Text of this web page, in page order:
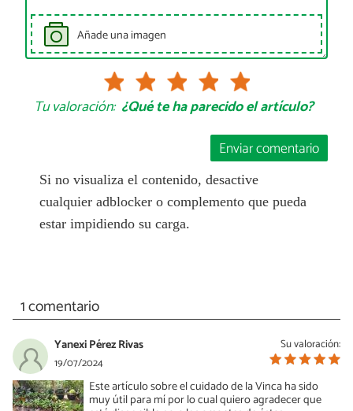
Añade una imagen
Tu valoración: ¿Qué te ha parecido el artículo?
Enviar comentario
Si no visualiza el contenido, desactive
cualquier adblocker o complemento que pueda
estar impidiendo su carga.
1 comentario
Su valoración:
Yanexi Pérez Rivas
19/07/2024
Este artículo sobre el cuidado de la Vinca ha sido
muy útil para mí por lo cual quiero agradecer que